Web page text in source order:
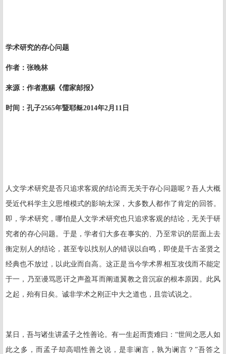
学术研究的存心问题
作者： 张晚林
来源：作者惠赐《儒家邮报》
时间：孔子2565年暨耶稣2014年2月 11 日
人文学术研究是否只追求客观的结论而无关于存心问题呢？吾人大概
受近代科学主义思维模式的影响太深，大多数人都作了肯定的回答。
即，学术研究，哪怕是人文学术研究也只追求客观的结论，无关于研
究者的存心问题。于是，学者们大多在事实的、乃至常识的层面上去
衡定别人的结论，甚至专以找别人的错误以自鸣，即使是千古圣贤之
经典也不放过，以此业而自高。这正是当今学术界相互攻伐而不能定
于一，乃至谩骂恶讦之声盈耳而阐道翼教之音沉寂的根本原因。此风
之起，殆有日矣。诚非学术之刚正中大之道也，且尝试说之。
某日，吾与诸生讲孟子之性善论。有一生起而责难曰：“世间之恶人如
此之多，而孟子却高唱性善之说，是非谰言，孰为谰言？”吾答之